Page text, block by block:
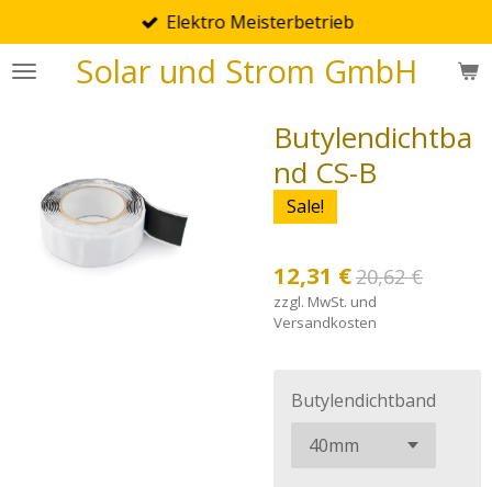
Hauptinhalt
springenSolar und Strom GmbH
Elektro Meisterbetrieb
Butylendichtba
nd CS-B
Sale!
12,31 €20,62 €
zzgl. MwSt. und
Versandkosten
Butylendichtband